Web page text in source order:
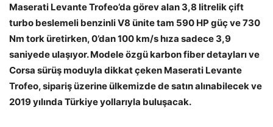
Maserati Levante Trofeo’da görev alan 3,8 litrelik çift
turbo beslemeli benzinli V8 ünite tam 590 HP güç ve 730
Nm tork üretirken, 0’dan 100 km/s hıza sadece 3,9
saniyede ulaşıyor. Modele özgü karbon fiber detayları ve
Corsa sürüş moduyla dikkat çeken Maserati Levante
Trofeo, sipariş üzerine ülkemizde de satın alınabilecek ve
2019 yılında Türkiye yollarıyla buluşacak.